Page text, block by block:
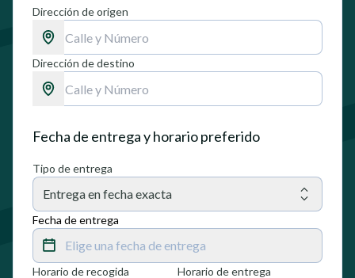
Dirección de origen
Dirección de destino
Fecha de entrega y horario preferido
Tipo de entrega
Entrega en fecha exacta
Fecha de entrega
Elige una fecha de entrega
Horario de recogida Horario de entrega